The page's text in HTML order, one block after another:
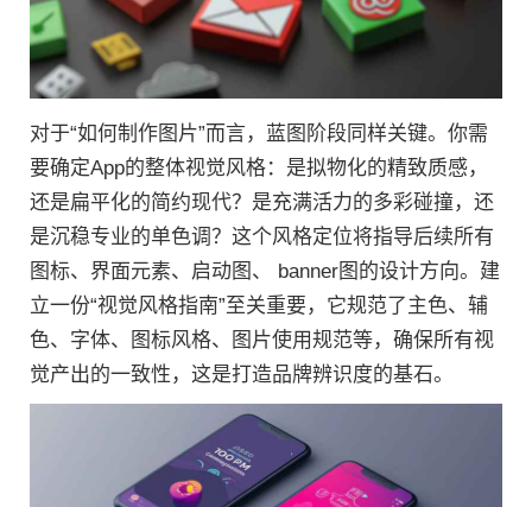
对于“如何制作图片”而言，蓝图阶段同样关键。你需
要确定App的整体视觉风格：是拟物化的精致质感，
还是扁平化的简约现代？是充满活力的多彩碰撞，还
是沉稳专业的单色调？这个风格定位将指导后续所有
图标、界面元素、启动图、 banner图的设计方向。建
立一份“视觉风格指南”至关重要，它规范了主色、辅
色、字体、图标风格、图片使用规范等，确保所有视
觉产出的一致性，这是打造品牌辨识度的基石。